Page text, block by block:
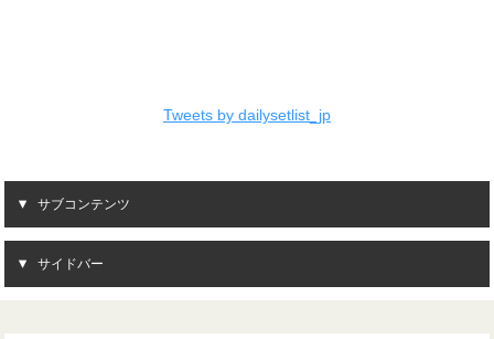
Tweets by dailysetlist_jp
サブコンテンツ
サイドバー